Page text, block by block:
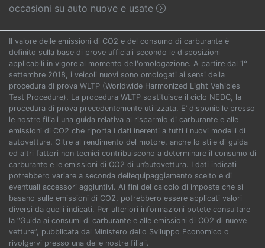
occasioni su auto nuove e usate
Il valore delle emissioni di CO2 e del consumo di carburante è
definito sulla base di prove ufficiali secondo le disposizioni
applicabili in vigore al momento dell'omologazione. A partire dal 1°
settembre 2018, i veicoli nuovi sono omologati ai sensi della
procedura di prova WLTP (Worldwide Harmonized Light Vehicles
Test Procedure). La procedura WLTP sostituisce il ciclo NEDC, la
procedura di prova precedentemente utilizzata. E’ disponibile presso
le nostre filiali una guida relativa al risparmio di carburante e alle
emissioni di CO2 che riporta i dati inerenti a tutti i nuovi modelli di
autovetture. Oltre al rendimento del motore, anche lo stile di guida
ed altri fattori non tecnici contribuiscono a determinare il consumo di
carburante e le emissioni di CO2 di un’autovettura. I dati indicati
potrebbero variare a seconda dell’equipaggiamento scelto e di
eventuali accessori aggiuntivi. Ai fini del calcolo di imposte che si
basano sulle emissioni di CO2, potrebbero essere applicati valori
diversi da quelli indicati. Per ulteriori informazioni potete consultare
la “Guida ai consumi di carburante e alle emissioni di CO2 di nuove
vetture”, pubblicata dal Ministero dello Sviluppo Economico o
rivolgervi presso una delle nostre filiali.